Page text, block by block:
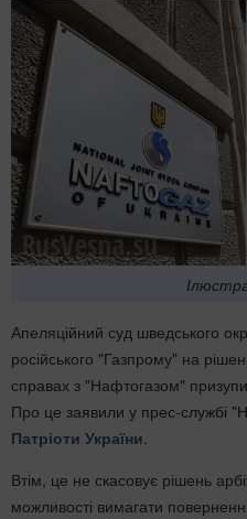
Апеляційний суд шведського
російського "Газпрому" на
справах з "Нафтогазом"
Про це заявили у прес-службі
Патріоти України
Втім, це не скасовує рішень
можливості вимагати